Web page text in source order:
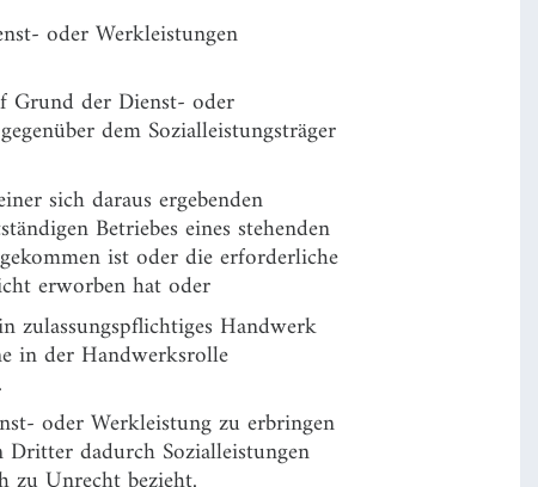
oder Werkleistungen
Grund der Dienst- oder
dem Sozialleistungsträger
sich daraus ergebenden
Betriebes eines stehenden
ist oder die erforderliche
erworben hat oder
zulassungspflichtiges Handwerk
in der Handwerksrolle
oder Werkleistung zu erbringen
dadurch Sozialleistungen